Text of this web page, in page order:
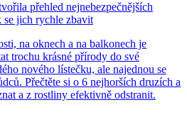
přehled nejnebezpečnějších
se jich rychle zbavit
na oknech a na balkonech je
trochu krásné přírody do své
nového lístečku, ale najednou se
Přečtěte si o 6 nejhorších druzích a
a z rostliny efektivně odstranit.